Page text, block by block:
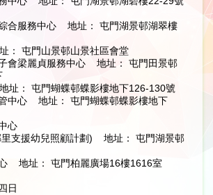
合服務中心 地址： 屯門湖景邨湖翠樓
： 屯門山景邨山景社區會堂
會梁麗貞服務中心 地址： 屯門田景邨
址： 屯門蝴蝶邨蝶影樓地下126-130號
中心 地址： 屯門蝴蝶邨蝶影樓地下
心
里支援幼兒照顧計劃) 地址： 屯門湖景邨
地址： 屯門柏麗廣場16樓1616室
日